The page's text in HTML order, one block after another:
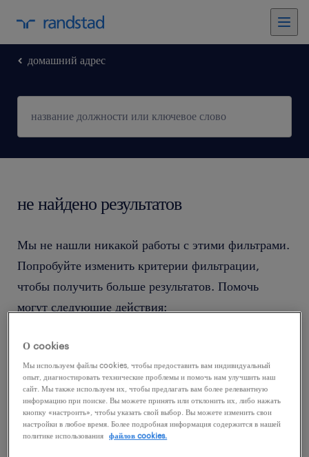
домашний адрес
не найдено результатов
Мы не нашли никакой работы с этими фильтрами.
Попробуйте изменить критерии фильтрации,
чтобы получить больше результатов. Помочь
могут следующие действия:
Попробуйте удалить некоторые из
примененных фильтров.
Вы искали работу в определенном месте?
Учтите возможность расширения диапазона
вокруг местонахождения.
О cookies
Мы используем файлы cookies, чтобы предоставить вам индивидуальный
опыт, диагностировать технические проблемы и помочь нам улучшить наш
сайт. Мы также используем их, чтобы предлагать вам более релевантную
информацию при поиске. Вы можете принять или отклонить их, либо нажать
кнопку «настроить», чтобы указать свой выбор. Вы можете изменить свои
настройки в любое время. Более подробная информация содержится в нашей
политике использования
файлов cookies.